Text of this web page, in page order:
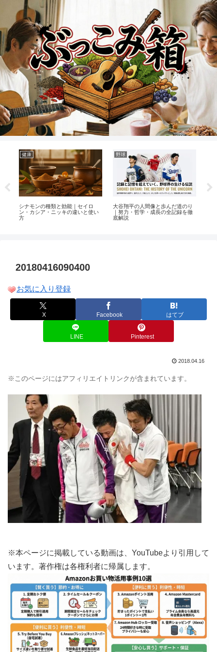
健康
シナモンの種類と効能｜セイロ
ン・カシア・ニッキの違いと使い
方
野球
大谷翔平の人間像と歩んだ道のり
｜努力・哲学・成長の全記録を徹
底解説
20180416090400
お気に入り登録
X Facebook はてブ
LINE Pinterest
2018.04.16
※このページにはアフィリエイトリンクが含まれています。
※本ページに掲載している動画は、YouTubeより引用して
います。著作権は各権利者に帰属します。